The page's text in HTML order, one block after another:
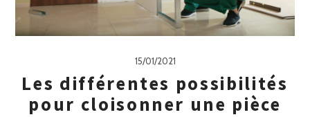
15/01/2021
Les différentes possibilités
pour cloisonner une pièce